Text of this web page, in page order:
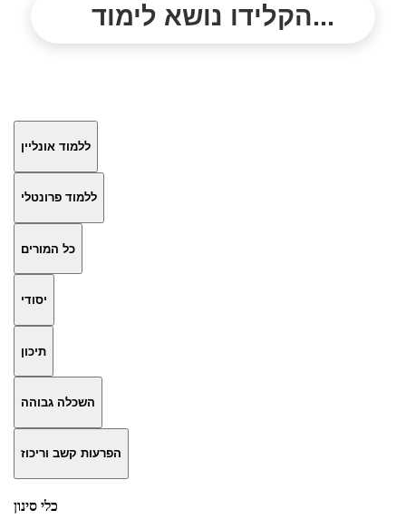
הקלידו נושא לימוד...
ללמוד אונליין
ללמוד פרונטלי
כל המורים
יסודי
תיכון
השכלה גבוהה
הפרעות קשב וריכוז
כלי סינון